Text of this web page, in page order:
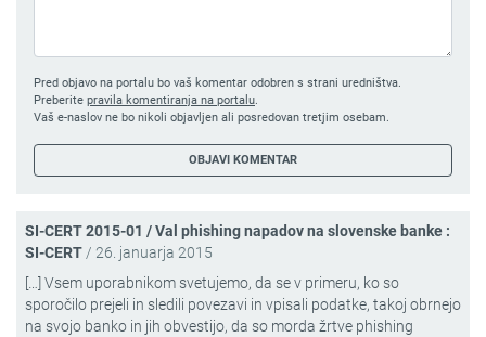
Pred objavo na portalu bo vaš komentar odobren s strani uredništva.
Preberite pravila komentiranja na portalu.
Vaš e-naslov ne bo nikoli objavljen ali posredovan tretjim osebam.
SI-CERT 2015-01 / Val phishing napadov na slovenske banke :
SI-CERT / 26. januarja 2015
[…] Vsem uporabnikom svetujemo, da se v primeru, ko so
sporočilo prejeli in sledili povezavi in vpisali podatke, takoj obrnejo
na svojo banko in jih obvestijo, da so morda žrtve phishing